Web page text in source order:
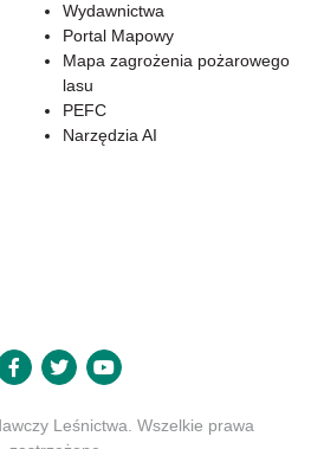
Wydawnictwa
Portal Mapowy
Mapa zagrożenia pożarowego
lasu
PEFC
Narzędzia AI
Leśnictwa. Wszelkie prawa